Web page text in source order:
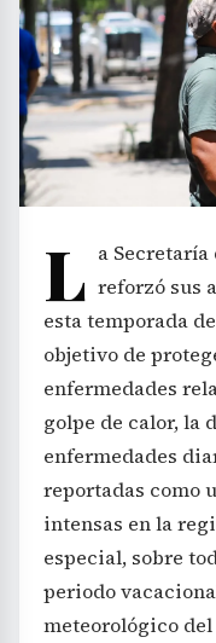
L a Secretaría
reforzó sus
esta temporada
objetivo de
enfermedades
golpe de calor, la
enfermedades
reportadas como
intensas en la
especial, sobre
periodo
meteorológico